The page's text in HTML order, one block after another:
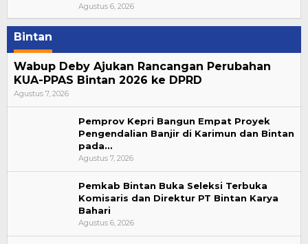
Agustus 6, 2026
Bintan
Wabup Deby Ajukan Rancangan Perubahan
KUA-PPAS Bintan 2026 ke DPRD
Agustus 7, 2026
Pemprov Kepri Bangun Empat Proyek
Pengendalian Banjir di Karimun dan Bintan
pada…
Agustus 7, 2026
Pemkab Bintan Buka Seleksi Terbuka
Komisaris dan Direktur PT Bintan Karya
Bahari
Agustus 6, 2026